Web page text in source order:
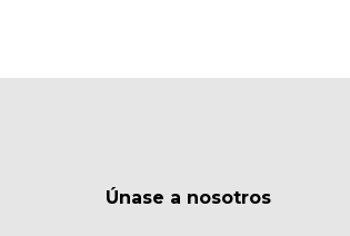
Únase a nosotros